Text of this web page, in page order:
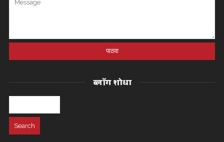
ब्लॉग शोधा